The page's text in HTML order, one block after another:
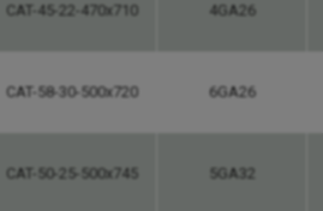
CAT-45-22-470x710 4GA26
CAT-58-30-500x720 6GA26
CAT-50-25-500x745 5GA32